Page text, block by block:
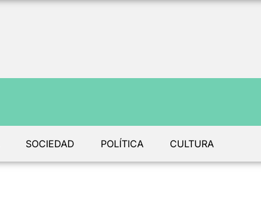
SOCIEDAD POLÍTICA CULTURA